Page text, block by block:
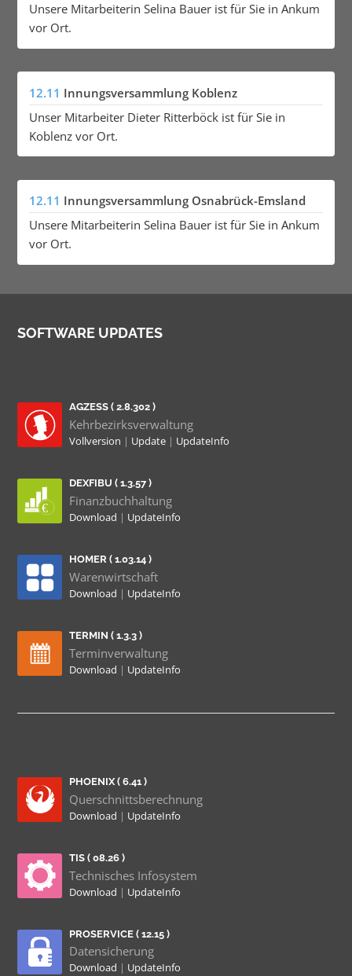
Unsere Mitarbeiterin Selina Bauer ist für Sie in Ankum
vor Ort.
12.11 Innungsversammlung Koblenz
Unser Mitarbeiter Dieter Ritterböck ist für Sie in
Koblenz vor Ort.
12.11 Innungsversammlung Osnabrück-Emsland
Unsere Mitarbeiterin Selina Bauer ist für Sie in Ankum
vor Ort.
SOFTWARE UPDATES
AGZESS ( 2.8.302 )
Kehrbezirksverwaltung
Vollversion | Update | UpdateInfo
DEXFIBU ( 1.3.57 )
Finanzbuchhaltung
Download | UpdateInfo
HOMER ( 1.03.14 )
Warenwirtschaft
Download | UpdateInfo
TERMIN ( 1.3.3 )
Terminverwaltung
Download | UpdateInfo
PHOENIX ( 6.41 )
Querschnittsberechnung
Download | UpdateInfo
TIS ( 08.26 )
Technisches Infosystem
Download | UpdateInfo
PROSERVICE ( 12.15 )
Datensicherung
Download | UpdateInfo